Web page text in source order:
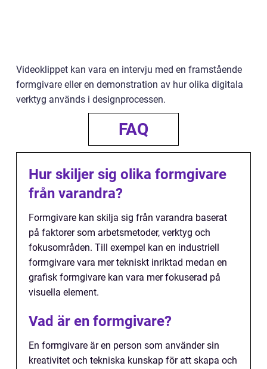
Videoklippet kan vara en intervju med en framstående
formgivare eller en demonstration av hur olika digitala
verktyg används i designprocessen.
FAQ
Hur skiljer sig olika formgivare
från varandra?
Formgivare kan skilja sig från varandra baserat
på faktorer som arbetsmetoder, verktyg och
fokusområden. Till exempel kan en industriell
formgivare vara mer tekniskt inriktad medan en
grafisk formgivare kan vara mer fokuserad på
visuella element.
Vad är en formgivare?
En formgivare är en person som använder sin
kreativitet och tekniska kunskap för att skapa och